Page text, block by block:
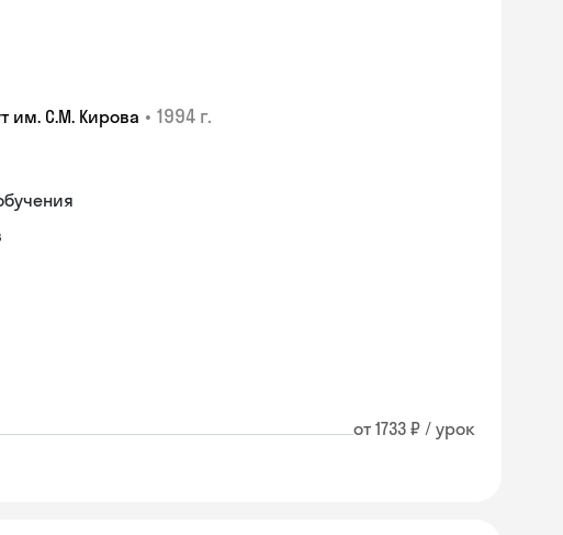
им. С.М. Кирова • 1994 г.
от 1733 ₽ / урок